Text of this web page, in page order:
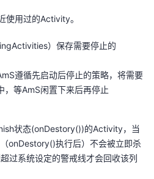
使用过的Activity。
）保存需要停止的
遵循先启动后停止的策略，将需要
等AmS闲置下来后再停止
状态(onDestory())的Activity，当
onDestory()执行后）不会被立即杀
过系统设定的警戒线才会回收该列